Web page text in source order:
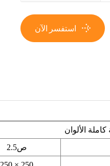
استفسر الآن
الألوان
ص2.5